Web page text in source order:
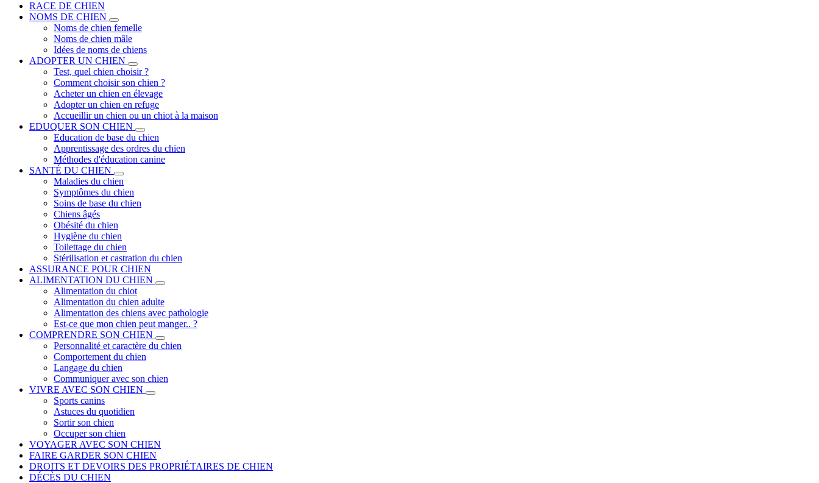
RACE DE CHIEN
NOMS DE CHIEN
Noms de chien femelle
Noms de chien mâle
Idées de noms de chiens
ADOPTER UN CHIEN
Test, quel chien choisir ?
Comment choisir son chien ?
Acheter un chien en élevage
Adopter un chien en refuge
Accueillir un chien ou un chiot à la maison
EDUQUER SON CHIEN
Education de base du chien
Apprentissage des ordres du chien
Méthodes d'éducation canine
SANTÉ DU CHIEN
Maladies du chien
Symptômes du chien
Soins de base du chien
Chiens âgés
Obésité du chien
Hygiène du chien
Toilettage du chien
Stérilisation et castration du chien
ASSURANCE POUR CHIEN
ALIMENTATION DU CHIEN
Alimentation du chiot
Alimentation du chien adulte
Alimentation des chiens avec pathologie
Est-ce que mon chien peut manger.. ?
COMPRENDRE SON CHIEN
Personnalité et caractère du chien
Comportement du chien
Langage du chien
Communiquer avec son chien
VIVRE AVEC SON CHIEN
Sports canins
Astuces du quotidien
Sortir son chien
Occuper son chien
VOYAGER AVEC SON CHIEN
FAIRE GARDER SON CHIEN
DROITS ET DEVOIRS DES PROPRIÉTAIRES DE CHIEN
DÉCÈS DU CHIEN